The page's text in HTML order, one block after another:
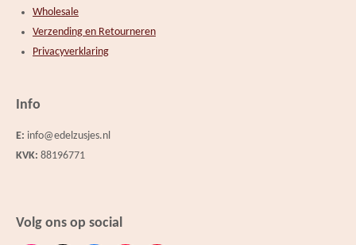
Wholesale
Verzending en Retourneren
Privacyverklaring
Info
E: info@edelzusjes.nl
KVK: 88196771
Volg ons op social